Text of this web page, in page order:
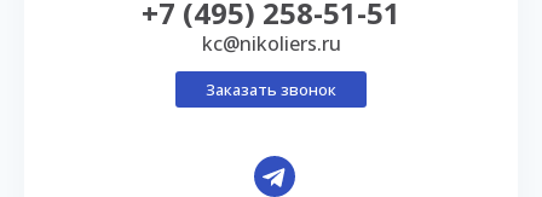
+7 (495) 258-51-51
kc@nikoliers.ru
Заказать звонок